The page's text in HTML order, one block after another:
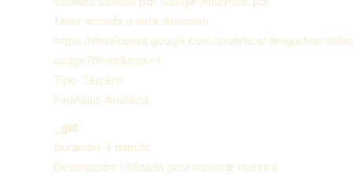
favor acceda a esta direccion:
https://developers.google.com/analytics/devguides/
usage?hl=es&csw=1
Tipo: Tercero
Finalidad: Analítica
_gat
Duración: 1 minuto
Descripción: Utilizada para mostrar nuestra